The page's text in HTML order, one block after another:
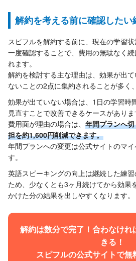
解約を考える前に確認したい
スピフルを解約する前に、現在の学習
一度確認することで、費用の無駄なく
れます。
解約を検討する主な理由は、効果が出
ないことの2点に集約されることが多く
効果が出ていない場合は、1日の学習時
見直すことで改善できるケースがありま
費用面が理由の場合は、 年間プランへ
担を約1,600円削減できます。
年間プランへの変更は公式サイトのマ
す。
英語スピーキングの向上は継続した練
ため、少なくとも3ヶ月続けてから効果
かけた分の結果を出しやすくなります。
解約は数分で完了！合わなけ
きる！
スピフルの公式サイトで無